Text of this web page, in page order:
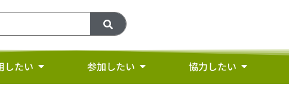
したい 参加したい 協力したい